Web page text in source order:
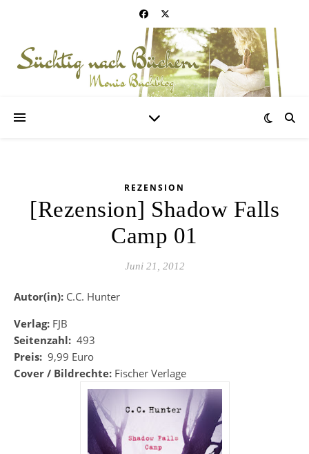
REZENSION
[Rezension] Shadow Falls
Camp 01
Juni 21, 2012
Autor(in): C.C. Hunter
Verlag: FJB
Seitenzahl: 493
Preis: 9,99 Euro
Cover / Bildrechte: Fischer Verlage